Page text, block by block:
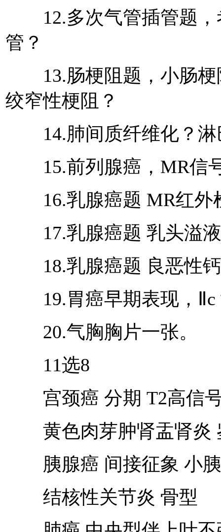
12.多次气管插管题，
管？
13.肠梗阻题，小肠梗
绞窄性梗阻？
14.肺间质纤维化？淋
15.前列腺癌，MR信
16.乳腺癌题 MR红外
17.乳腺癌题 乳头溢液
18.乳腺癌题 良恶性钙
19.胃癌早期表现，Ⅱc
20.气胸胸片一张。
11选8
宫颈癌 分期 T2高信
黄色肉芽肿肾盂肾炎
胰腺癌 间接征象 小胰
结核性关节炎 骨型